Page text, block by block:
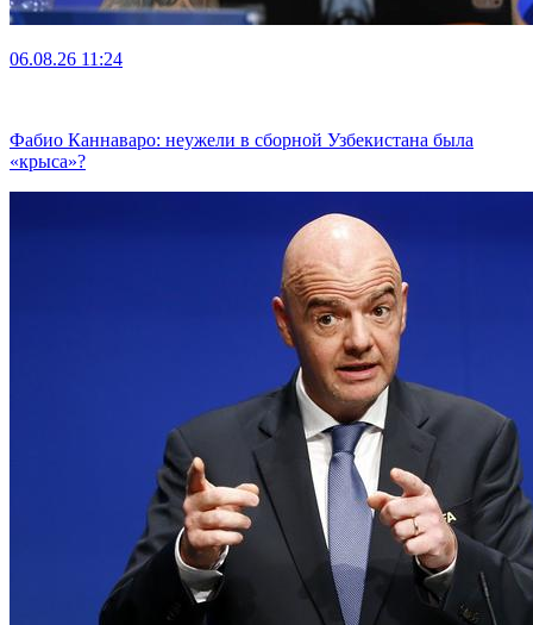
06.08.26 11:24
Фабио Каннаваро: неужели в сборной Узбекистана была
«крыса»?